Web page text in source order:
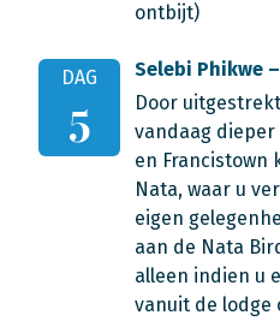
ontbijt)
DAG
5
Selebi Phikwe
Door
vandaag dieper
en Francistown
Nata, waar u
eigen
aan de Nata
alleen indien u
vanuit de lodge